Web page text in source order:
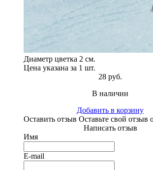
Диаметр цветка 2 см.
Цена указана за 1 шт.
28 руб.
В наличии
Добавить в корзину
Оставить отзыв Оставьте свой отзыв
Написать отзыв
Имя
E-mail